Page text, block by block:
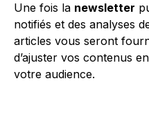
Une fois la newsletter
notifiés et des analyses
articles vous seront
d’ajuster vos contenus
votre audience.